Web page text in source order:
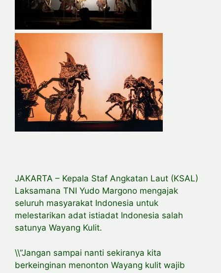
JAKARTA – Kepala Staf Angkatan Laut (KSAL)
Laksamana TNI Yudo Margono mengajak
seluruh masyarakat Indonesia untuk
melestarikan adat istiadat Indonesia salah
satunya Wayang Kulit.
\\”Jangan sampai nanti sekiranya kita
berkeinginan menonton Wayang kulit wajib